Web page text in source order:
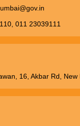
011 23039111
16, Akbar Rd,